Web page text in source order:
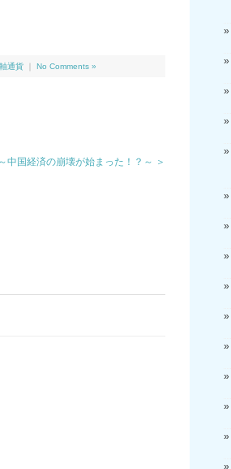
通貨 No Comments »
中国経済の崩壊が始まった！？～ ＞